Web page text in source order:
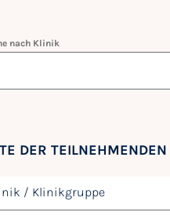
nach Klinik
DER
/ Klinikgruppe